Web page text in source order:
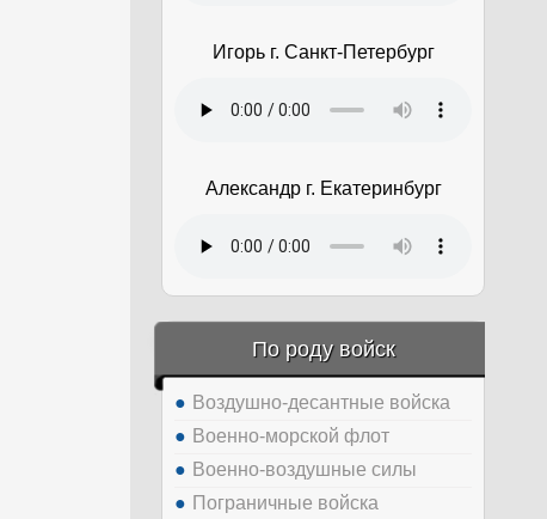
Игорь г. Санкт-Петербург
Александр г. Екатеринбург
По роду войск
Воздушно-десантные войска
Военно-морской флот
Военно-воздушные силы
Пограничные войска